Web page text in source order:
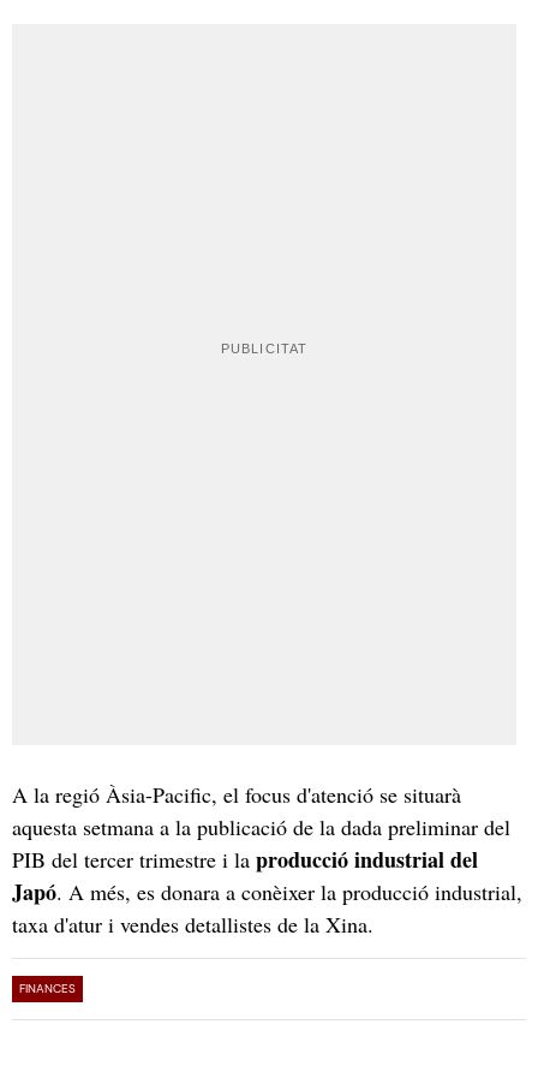
A la regió Àsia-Pacific, el focus d'atenció se situarà
aquesta setmana a la publicació de la dada preliminar del
PIB del tercer trimestre i la producció industrial del
Japó. A més, es donara a conèixer la producció industrial,
taxa d'atur i vendes detallistes de la Xina.
FINANCES